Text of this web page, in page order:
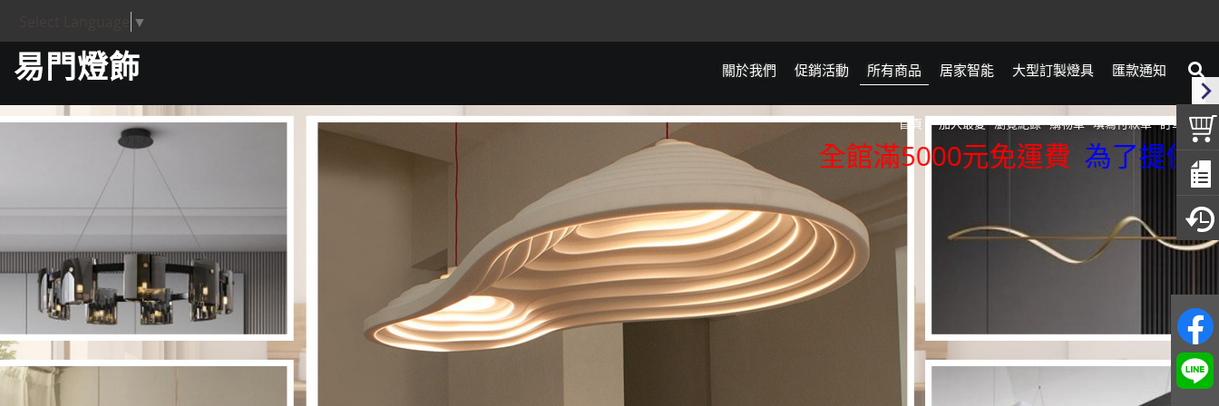
▼
易門燈飾 關於我們 促銷活動 所有商品 居家智能 大型訂製燈具 匯款通知
首頁 加入最愛 瀏覽紀錄 購物車 填寫付款單 訂單查詢
全館滿5000元免運費 為了提供更精